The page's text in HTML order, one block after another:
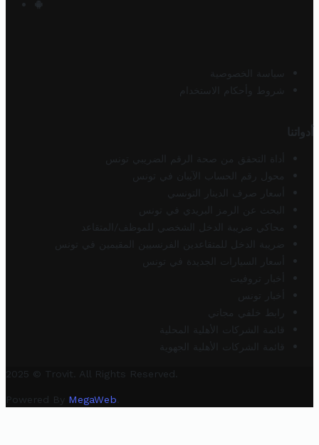
سياسة الخصوصية
شروط وأحكام الاستخدام
أدواتنا
أداة التحقق من صحة الرقم الضريبي تونس
محول رقم الحساب الآيبان في تونس
أسعار صرف الدينار التونسي
البحث عن الرمز البريدي في تونس
محاكي ضريبة الدخل الشخصي للموظف/المتقاعد
ضريبة الدخل للمتقاعدين الفرنسيين المقيمين في تونس
أسعار السيارات الجديدة في تونس
أخبار تروفيت
أخبار تونس
رابط خلفي مجاني
قائمة الشركات الأهلية المحلية
قائمة الشركات الأهلية الجهوية
2025 © Trovit. All Rights Reserved.
Powered By MegaWeb